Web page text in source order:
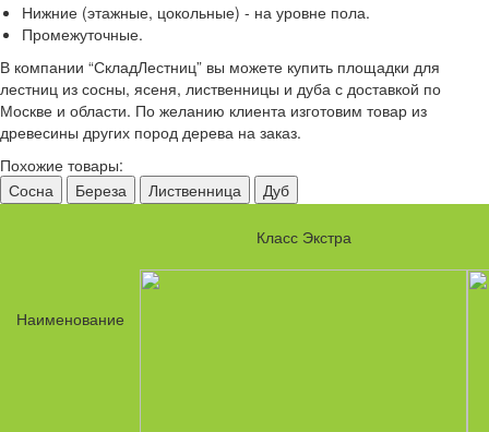
Нижние (этажные, цокольные) - на уровне пола.
Промежуточные.
В компании “СкладЛестниц” вы можете купить площадки для
лестниц из сосны, ясеня, лиственницы и дуба с доставкой по
Москве и области. По желанию клиента изготовим товар из
древесины других пород дерева на заказ.
Похожие товары:
Сосна
Береза Лиственница Дуб
Наименование
Класс Экстра